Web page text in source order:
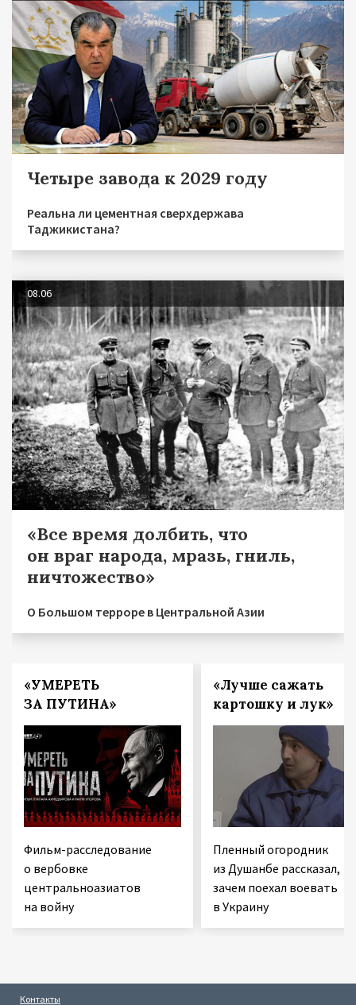
Четыре завода к 2029 году
Реальна ли цементная сверхдержава
Таджикистана?
08.06
«Все время долбить, что
он враг народа, мразь, гниль,
ничтожество»
О Большом терроре в Центральной Азии
«УМЕРЕТЬ
ЗА ПУТИНА»
Фильм-расследование
о вербовке
центральноазиатов
на войну
«Лучше сажать
картошку и лук»
Пленный огородник
из Душанбе рассказал,
зачем поехал воевать
в Украину
Контакты